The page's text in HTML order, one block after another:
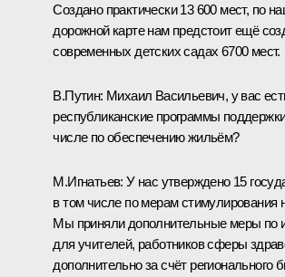
Создано практически 13 600 мест, по
дорожной карте нам предстоит ещё
современных детских садах 6700 мест.
В.Путин: Михаил Васильевич, у вас
республиканские программы
числе по обеспечению жильём?
М.Игнатьев: У нас утверждено 15
в том числе по мерам
Мы приняли дополнительные меры по
для учителей, работников сферы
дополнительно за счёт